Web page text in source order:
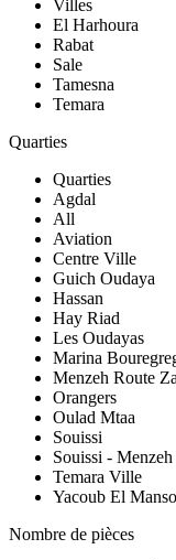
Villes
El Harhoura
Rabat
Sale
Tamesna
Temara
Quarties
Quarties
Agdal
All
Aviation
Centre Ville
Guich Oudaya
Hassan
Hay Riad
Les Oudayas
Marina
Menzeh Route
Orangers
Oulad Mtaa
Souissi
Souissi -
Temara Ville
Yacoub El
Nombre de pièces